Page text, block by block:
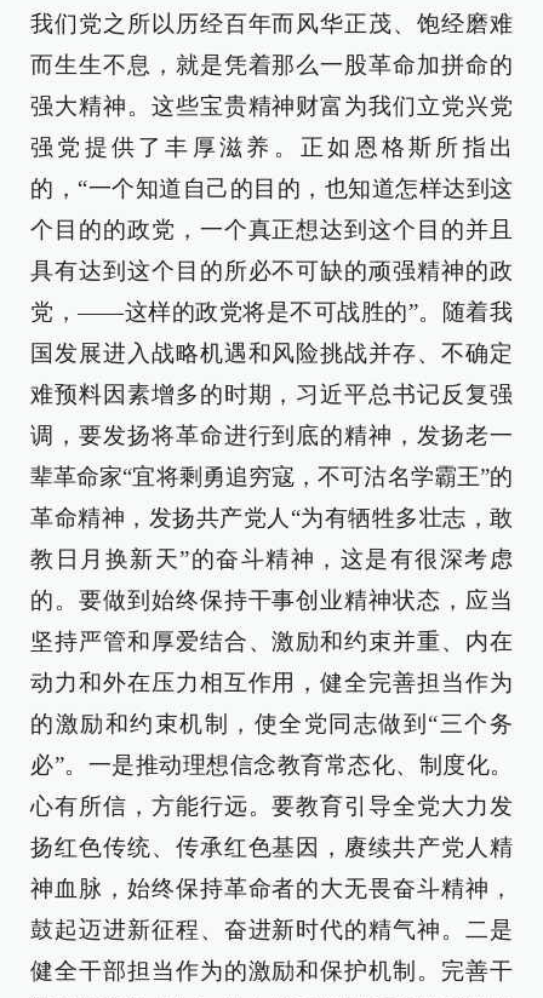
我们党之所以历经百年而风华正茂、饱经磨难
而生生不息，就是凭着那么一股革命加拼命的
强大精神。这些宝贵精神财富为我们立党兴党
强党提供了丰厚滋养。正如恩格斯所指出
的，“一个知道自己的目的，也知道怎样达到这
个目的的政党，一个真正想达到这个目的并且
具有达到这个目的所必不可缺的顽强精神的政
党，——这样的政党将是不可战胜的”。随着我
国发展进入战略机遇和风险挑战并存、不确定
难预料因素增多的时期，习近平总书记反复强
调，要发扬将革命进行到底的精神，发扬老一
辈革命家“宜将剩勇追穷寇，不可沽名学霸王”的
革命精神，发扬共产党人“为有牺牲多壮志，敢
教日月换新天”的奋斗精神，这是有很深考虑
的。要做到始终保持干事创业精神状态，应当
坚持严管和厚爱结合、激励和约束并重、内在
动力和外在压力相互作用，健全完善担当作为
的激励和约束机制，使全党同志做到“三个务
必”。一是推动理想信念教育常态化、制度化。
心有所信，方能行远。要教育引导全党大力发
扬红色传统、传承红色基因，赓续共产党人精
神血脉，始终保持革命者的大无畏奋斗精神，
鼓起迈进新征程、奋进新时代的精气神。二是
健全干部担当作为的激励和保护机制。完善干